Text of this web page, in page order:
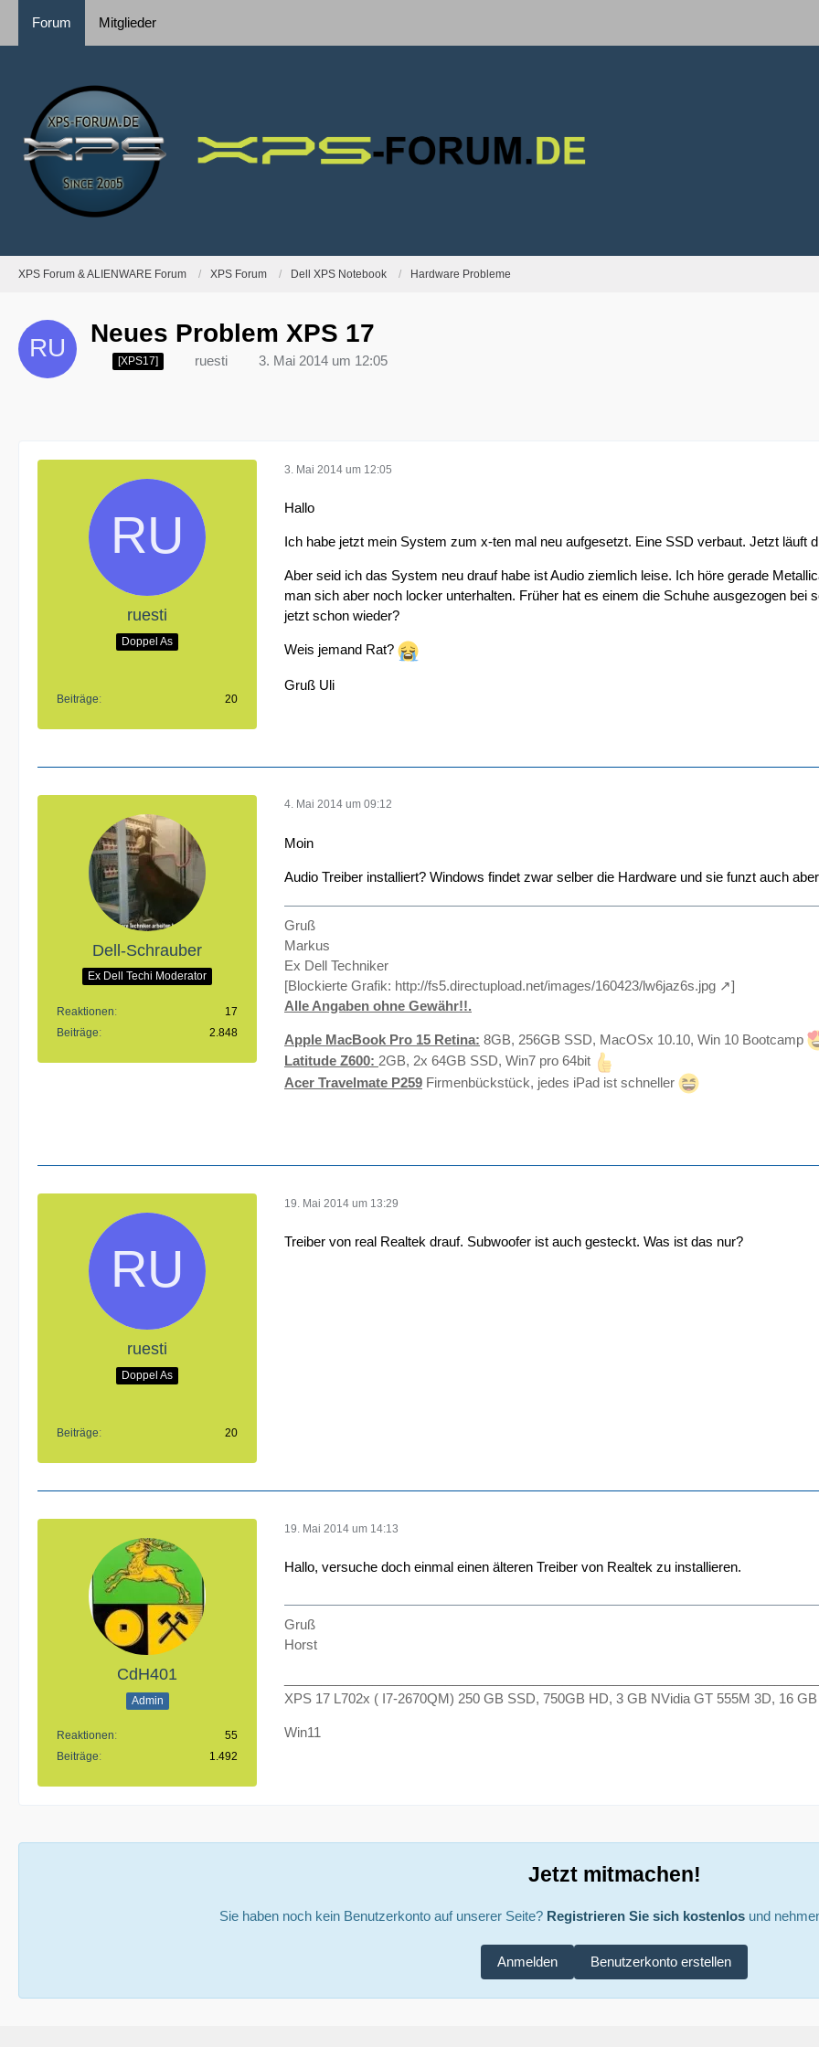
Forum Mitglieder
XPS Forum & ALIENWARE Forum XPS Forum Dell XPS Notebook Hardware Probleme
Neues Problem XPS 17
[XPS17] ruesti 3. Mai 2014 um 12:05
ruesti
Doppel As
Beiträge 20
3. Mai 2014 um 12:05
Hallo
Ich habe jetzt mein System zum x-ten mal neu aufgesetzt. Eine SSD verbaut. Jetzt läuft
Aber seid ich das System neu drauf habe ist Audio ziemlich leise. Ich höre gerade
man sich aber noch locker unterhalten. Früher hat es einem die Schuhe ausgezogen
jetzt schon wieder?
Weis jemand Rat?
Gruß Uli
Dell-Schrauber
Ex Dell Techi Moderator
Reaktionen
17
Beiträge
2.848
4. Mai 2014 um 09:12
Moin
Audio Treiber installiert? Windows findet zwar selber die Hardware und sie funzt auch
Gruß
Markus
Ex Dell Techniker
[Blockierte Grafik: http://fs5.directupload.net/images/160423/lw6jaz6s.jpg
]
Alle Angaben ohne Gewähr!!.
Apple MacBook Pro 15 Retina: 8GB, 256GB SSD, MacOSx 10.10, Win 10 Bootcamp
Latitude Z600: 2GB, 2x 64GB SSD, Win7 pro 64bit
Acer Travelmate P259 Firmenbückstück, jedes iPad ist schneller
ruesti
Doppel As
Beiträge 20
19. Mai 2014 um 13:29
Treiber von real Realtek drauf. Subwoofer ist auch gesteckt. Was ist das nur?
CdH401
Admin
Reaktionen
55
Beiträge
1.492
19. Mai 2014 um 14:13
Hallo, versuche doch einmal einen älteren Treiber von Realtek zu installieren.
Gruß
Horst
XPS 17 L702x ( I7-2670QM) 250 GB SSD, 750GB HD, 3 GB NVidia GT 555M 3D, 16
Win11
Jetzt mitmachen!
Sie haben noch kein Benutzerkonto auf unserer Seite? Registrieren Sie sich kostenlosund
Benutzerkonto erstellen
Anmelden